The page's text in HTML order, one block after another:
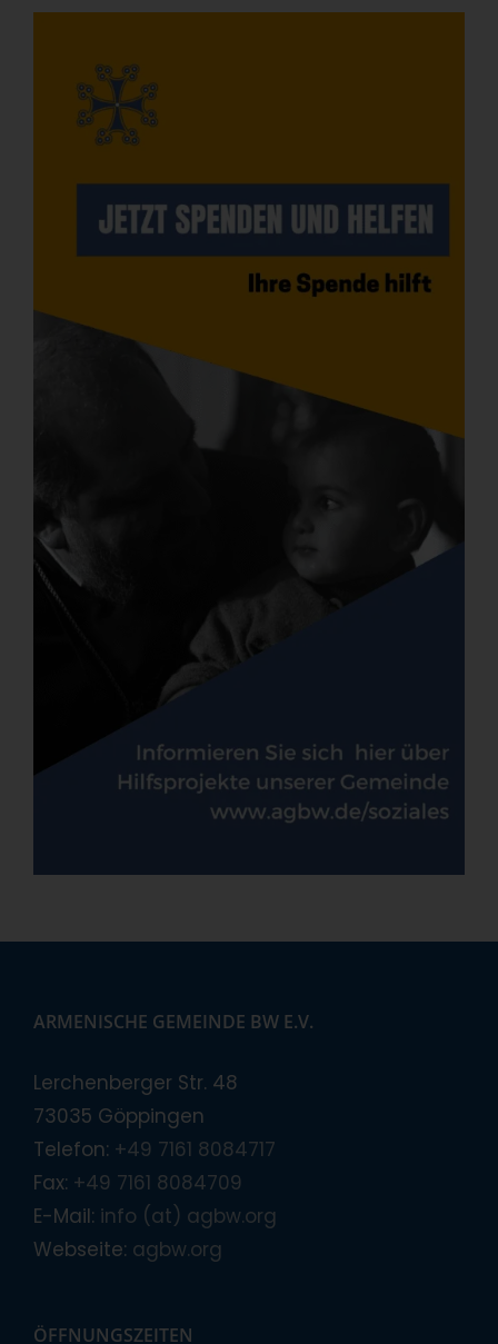
ARMENISCHE GEMEINDE BW E.V.
Lerchenberger Str. 48
73035 Göppingen
Telefon: +49 7161 8084717
Fax: +49 7161 8084709
E-Mail: info (at) agbw.org
Webseite: agbw.org
ÖFFNUNGSZEITEN